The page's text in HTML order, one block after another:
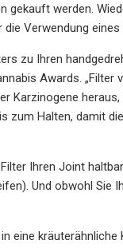
gekauft werden.
Verwendung
zu Ihren
Awards.
Karzinogene
zum Halten, damit
Ihren Joint
Und obwohl
eine